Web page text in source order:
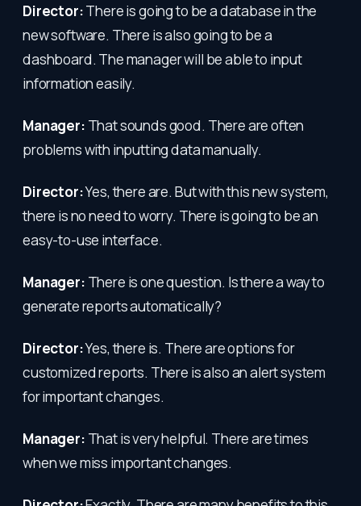
Director:There is going to be a database in the
new software. There is also going to be a
dashboard. The manager will be able to input
information easily.
Manager: That sounds good. There are often
problems with inputting data manually.
Director:Yes, there are. But with this new system,
there is no need to worry. There is going to be an
easy-to-use interface.
Manager: There is one question. Is there a way to
generate reports automatically?
Director:Yes, there is. There are options for
customized reports. There is also an alert system
for important changes.
Manager: That is very helpful. There are times
when we miss important changes.